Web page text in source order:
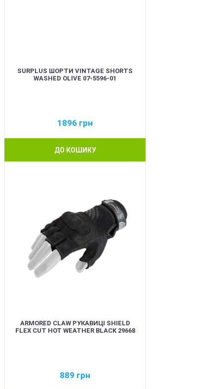
SURPLUS ШОРТИ VINTAGE SHORTS
WASHED OLIVE 07-5596-01
1896 грн
ДО КОШИКУ
ARMORED CLAW РУКАВИЦІ SHIELD
FLEX CUT HOT WEATHER BLACK 29668
889 грн